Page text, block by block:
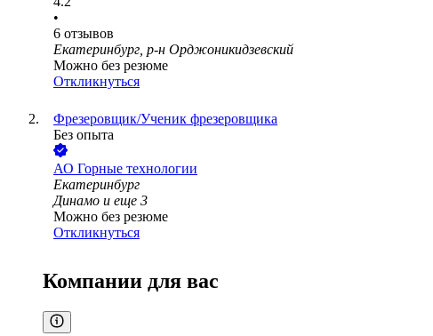
•
6 отзывов
Екатеринбург, р-н Орджоникидзевский
Можно без резюме
Откликнуться
Фрезеровщик/Ученик фрезеровщика
Без опыта
АО Горные технологии
Екатеринбург
Динамо и еще 3
Можно без резюме
Откликнуться
Компании для вас